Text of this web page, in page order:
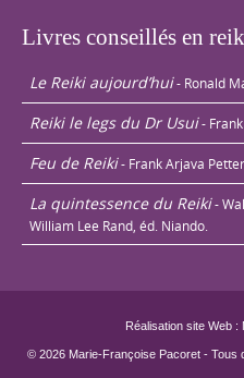
Livres conseillés en
Le Reiki aujourd’hui- Ronald
Reiki le legs du Dr Usui-
Feu de Reiki- Frank Arjava
La quintessence du Reiki-
William Lee Rand, éd. Niando.
Réalisation site Web :
© 2026 Marie-Françoise Pacoret - Tous